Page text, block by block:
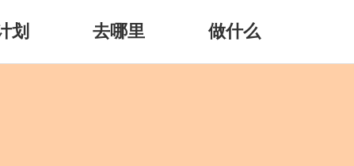
划 去哪里 做什么